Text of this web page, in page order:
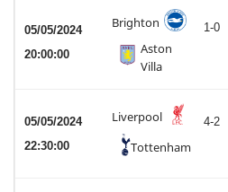
05/05/2024
20:00:00
Brighton 1-0
Aston
Villa
05/05/2024
22:30:00
Liverpool 4-2
Tottenham